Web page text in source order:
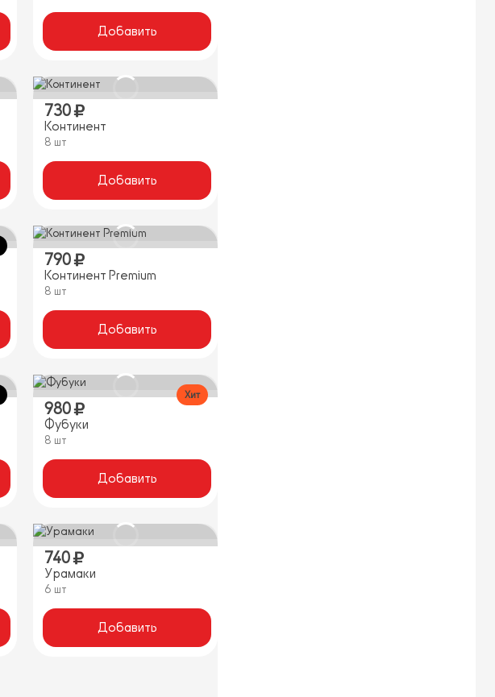
Добавить
730
Континент
8 шт
Добавить
790
Континент Premium
8 шт
Добавить
980
Фубуки
8 шт
Добавить
Хит
740
Урамаки
6 шт
Добавить